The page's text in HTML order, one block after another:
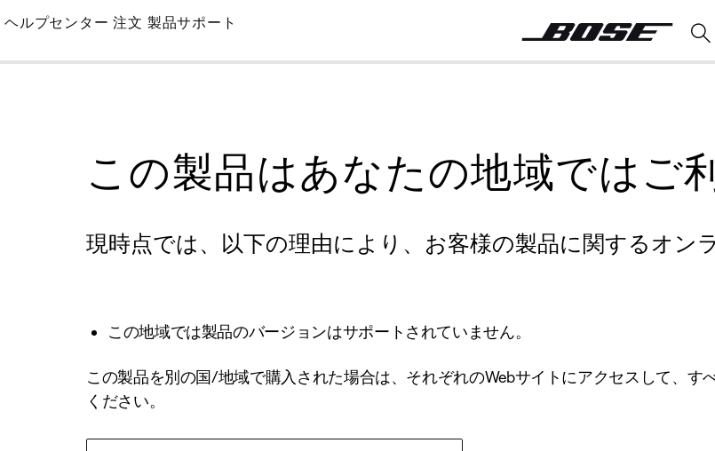
Skip
Main
ヘルプセンター 注文 製品サポート
この製品はあなたの地域ではご
現時点では、以下の理由により、お客様の製品に関するオン
この地域では製品のバージョンはサポートされていません。
この製品を別の国/地域で購入された場合は、それぞれのWebサイトにアクセスして、
ください。